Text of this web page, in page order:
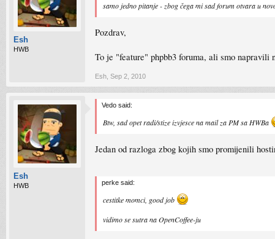
Esh
HWB
samo jedno pitanje - zbog čega mi sad forum otvara u
Pozdrav,
To je "feature" phpbb3 foruma, ali smo napravili
Esh Sep 2, 2010
Esh
HWB
Vedo said:
Btw, sad opet radi/stize izvjesce na mail za PM sa HWBa
Jedan od razloga zbog kojih smo promijenili
perke said:
cestitke momci, good job
vidimo se sutra na OpenCoffee-ju